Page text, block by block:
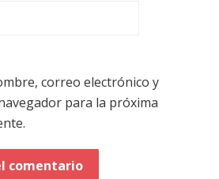
correo electrónico y
para la próxima